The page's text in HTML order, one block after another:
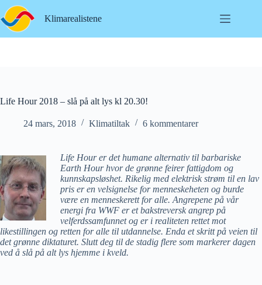
Hopp
til
innholdet
Klimarealistene
Life Hour 2018 – slå på alt lys kl 20.30!
24 mars, 2018 Klimatiltak 6 kommentarer
Life Hour er det humane alternativ til barbariske
Earth Hour hvor de grønne feirer fattigdom og
kunnskapsløshet. Rikelig med elektrisk strøm til en lav
pris er en velsignelse for menneskeheten og burde
være en menneskerett for alle. Angrepene på vår
energi fra WWF er et bakstreversk angrep på
velferdssamfunnet og er i realiteten rettet mot
likestillingen og retten for alle til utdannelse. Enda et skritt på veien til
det grønne diktaturet. Slutt deg til de stadig flere som markerer dagen
ved å slå på alt lys hjemme i kveld.